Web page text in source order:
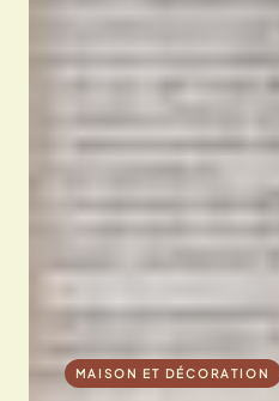
MAISON ET DÉCORATION